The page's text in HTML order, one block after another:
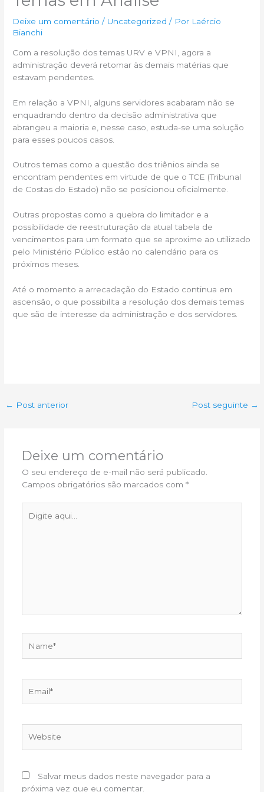
Deixe um comentário / Uncategorized / Por Laércio
Bianchi
Com a resolução dos temas URV e VPNI, agora a
administração deverá retomar às demais matérias que
estavam pendentes.
Em relação a VPNI, alguns servidores acabaram não se
enquadrando dentro da decisão administrativa que
abrangeu a maioria e, nesse caso, estuda-se uma solução
para esses poucos casos.
Outros temas como a questão dos triênios ainda se
encontram pendentes em virtude de que o TCE (Tribunal
de Costas do Estado) não se posicionou oficialmente.
Outras propostas como a quebra do limitador e a
possibilidade de reestruturação da atual tabela de
vencimentos para um formato que se aproxime ao utilizado
pelo Ministério Público estão no calendário para os
próximos meses.
Até o momento a arrecadação do Estado continua em
ascensão, o que possibilita a resolução dos demais temas
que são de interesse da administração e dos servidores.
← Post anterior Post seguinte →
Deixe um comentário
O seu endereço de e-mail não será publicado.
Campos obrigatórios são marcados com *
aqui...
Salvar meus dados neste navegador para a
próxima vez que eu comentar.